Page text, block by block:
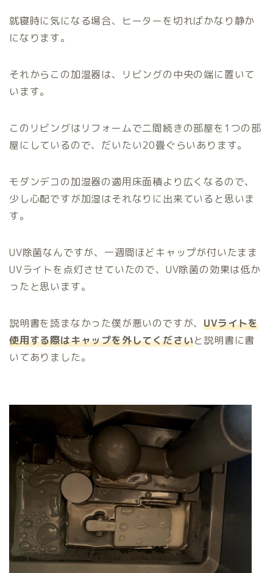
就寝時に気になる場合、ヒーターを切ればかなり静か
になります。
それからこの加湿器は、リビングの中央の端に置いて
います。
このリビングはリフォームで二間続きの部屋を1つの部
屋にしているので、だいたい20畳ぐらいあります。
モダンデコの加湿器の適用床面積より広くなるので、
少し心配ですが加湿はそれなりに出来ていると思いま
す。
UV除菌なんですが、一週間ほどキャップが付いたまま
UVライトを点灯させていたので、UV除菌の効果は低か
ったと思います。
説明書を読まなかった僕が悪いのですが、UVライトを
使用する際はキャップを外してくださいと説明書に書
いてありました。